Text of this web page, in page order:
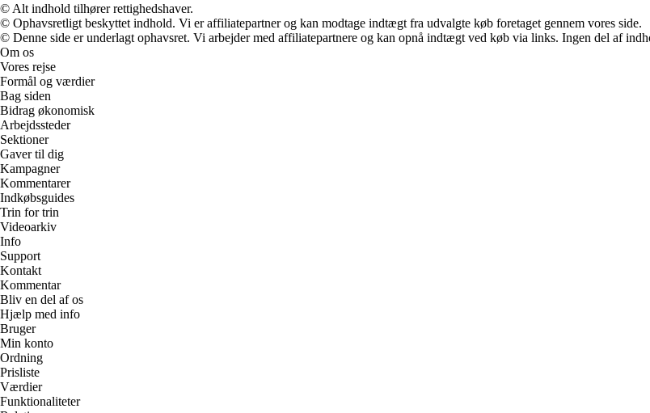
© Alt indhold tilhører rettighedshaver.
© Ophavsretligt beskyttet indhold. Vi er affiliatepartner og kan modtage indtægt fra udvalgte køb foretaget gennem vores side.
© Denne side er underlagt ophavsret. Vi arbejder med affiliatepartnere og kan opnå indtægt ved køb via links. Ingen del af
Om os
Vores rejse
Formål og værdier
Bag siden
Bidrag økonomisk
Arbejdssteder
Sektioner
Gaver til dig
Kampagner
Kommentarer
Indkøbsguides
Trin for trin
Videoarkiv
Info
Support
Kontakt
Kommentar
Bliv en del af os
Hjælp med info
Bruger
Min konto
Ordning
Prisliste
Værdier
Funktionaliteter